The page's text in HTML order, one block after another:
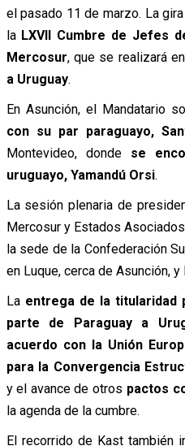
el pasado 11 de marzo. La
la LXVII Cumbre de Jefes
Mercosur, que se realizará
a Uruguay.
En Asunción, el Mandatario
con su par paraguayo,
Montevideo, dondese
uruguayo, Yamandú Orsi.
La sesión plenaria de
Mercosur y Estados
la sede de la Confederación
en Luque, cerca de Asunción,
La entrega de la titularidad
parte de Paraguay a
acuerdo con la Unión
para la Convergencia
y el avance de otros pactos
la agenda de la cumbre.
El recorrido de Kast también